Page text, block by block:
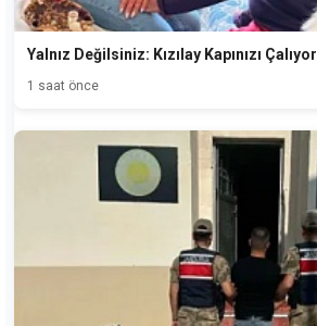
Yalnız Değilsiniz: Kızılay Kapınızı Çalıyor
1 saat önce